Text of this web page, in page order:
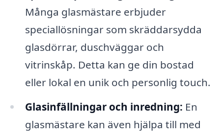
Många glasmästare erbjuder
speciallösningar som skräddarsydda
glasdörrar, duschväggar och
vitrinskåp. Detta kan ge din bostad
eller lokal en unik och personlig touch.
Glasinfällningar och inredning: En
glasmästare kan även hjälpa till med